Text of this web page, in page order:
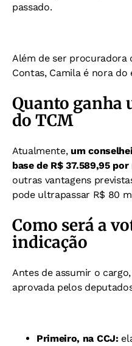
passado.
Além de ser procuradora
Contas, Camila é nora do
Quanto ganha
do TCM
Atualmente, um
base de R$ 37.589,95 por
outras vantagens
pode ultrapassar R$ 80
Como será a
indicação
Antes de assumir o
aprovada pelos
Primeiro, na CCJ: